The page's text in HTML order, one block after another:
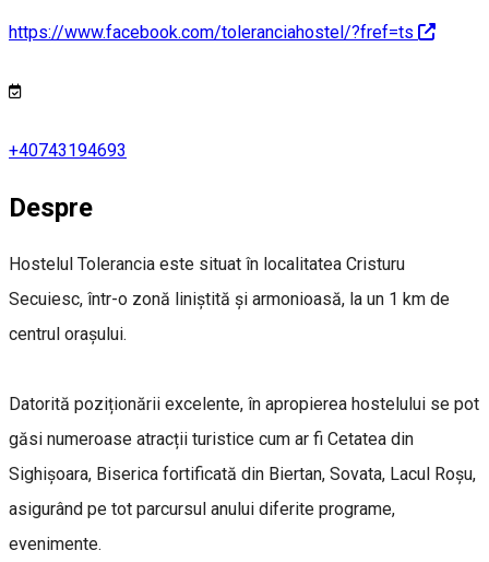
https://www.facebook.com/toleranciahostel/?fref=ts
+40743194693
Despre
Hostelul Tolerancia este situat în localitatea Cristuru
Secuiesc, într-o zonă liniștită și armonioasă, la un 1 km de
centrul orașului.
Datorită poziționării excelente, în apropierea hostelului se pot
găsi numeroase atracții turistice cum ar fi Cetatea din
Sighișoara, Biserica fortificată din Biertan, Sovata, Lacul Roșu,
asigurând pe tot parcursul anului diferite programe,
evenimente.